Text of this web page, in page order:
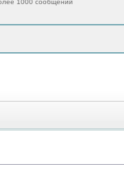
1000 сообщений